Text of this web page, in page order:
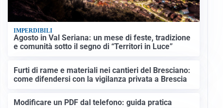
IMPERDIBILI
Agosto in Val Seriana: un mese di feste, tradizione
e comunità sotto il segno di “Territori in Luce”
Furti di rame e materiali nei cantieri del Bresciano:
come difendersi con la vigilanza privata a Brescia
Modificare un PDF dal telefono: guida pratica